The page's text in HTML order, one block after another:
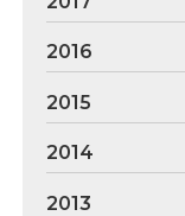
2016
2015
2014
2013